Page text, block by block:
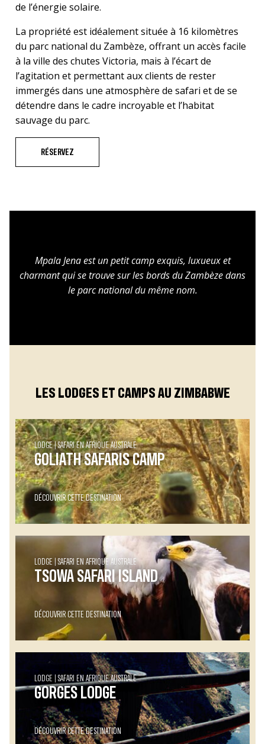
de l’énergie solaire.
La propriété est idéalement située à 16 kilomètres
du parc national du Zambèze, offrant un accès facile
à la ville des chutes Victoria, mais à l’écart de
l’agitation et permettant aux clients de rester
immergés dans une atmosphère de safari et de se
détendre dans le cadre incroyable et l’habitat
sauvage du parc.
RÉSERVEZ
Mpala Jena est un petit camp exquis, luxueux et
charmant qui se trouve sur les bords du Zambèze dans
le parc national du même nom.
LES LODGES ET CAMPS AU ZIMBABWE
LODGE SAFARI EN AFRIQUE AUSTRALE
GOLIATH SAFARIS CAMP
DÉCOUVRIR CETTE DESTINATION
LODGE SAFARI EN AFRIQUE AUSTRALE
TSOWA SAFARI ISLAND
DÉCOUVRIR CETTE DESTINATION
LODGE SAFARI EN AFRIQUE AUSTRALE
GORGES LODGE
DÉCOUVRIR CETTE DESTINATION